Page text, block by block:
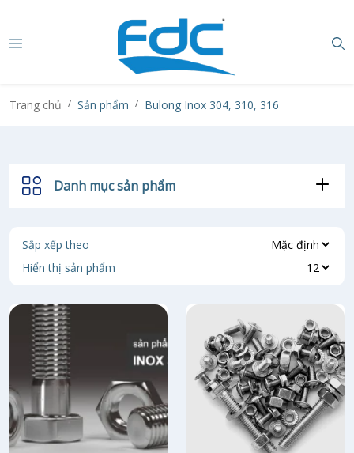
Trang chủ Sản phẩm Bulong Inox 304, 310, 316
Danh mục sản phẩm
Sắp xếp theo
Hiển thị sản phẩm